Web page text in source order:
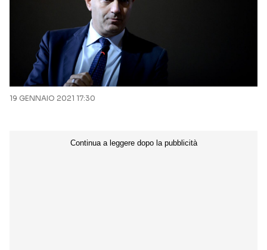
19 GENNAIO 2021 17:30